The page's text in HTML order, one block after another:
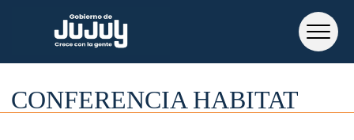
CONFERENCIA HABITAT